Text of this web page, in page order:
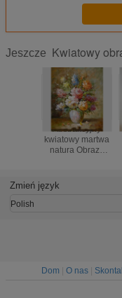
Jeszcze Kwiatowy
Abstrakcyjny
kwiatowy martwa
natura Obrazy
Obraz na płótnie
Zmień język
Polish
Dom O nas